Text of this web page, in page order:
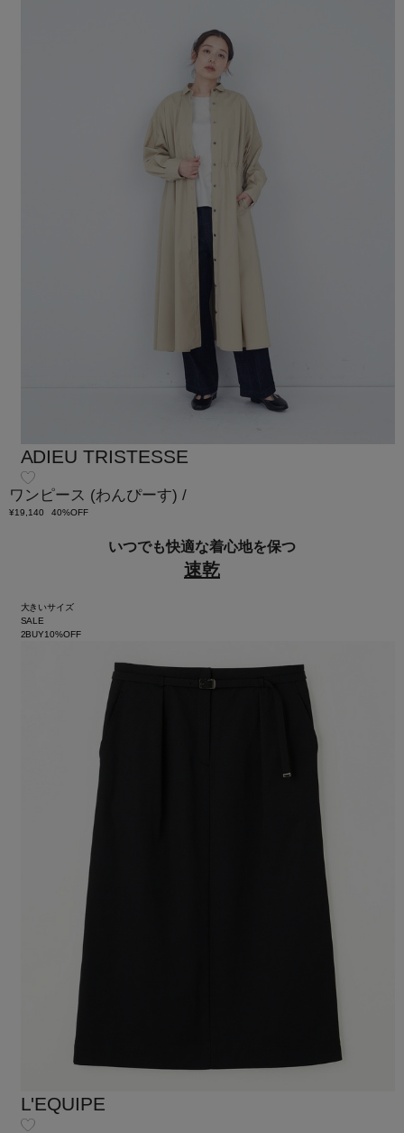
ADIEU TRISTESSE
ワンピース (わんぴーす) /
¥19,140 40%OFF
いつでも快適な着心地を保つ
速乾
大きいサイズ
SALE
2BUY10%OFF
L'EQUIPE